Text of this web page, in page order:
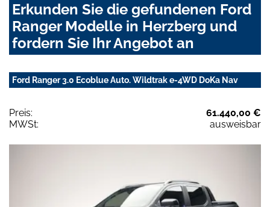
Erkunden Sie die gefundenen Ford
Ranger Modelle in Herzberg und
fordern Sie Ihr Angebot an
Ford Ranger 3.0 Ecoblue Auto. Wildtrak e-4WD DoKa Nav
Preis:
61.440,00 €
MWSt:
ausweisbar